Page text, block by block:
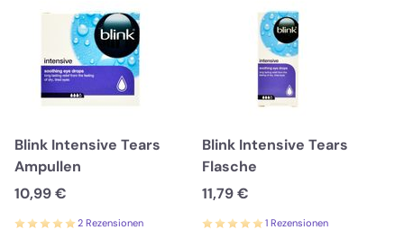
Blink Intensive Tears
Ampullen
10,99 €
2 Rezensionen
Blink Intensive Tears
Flasche
11,79 €
1 Rezensionen